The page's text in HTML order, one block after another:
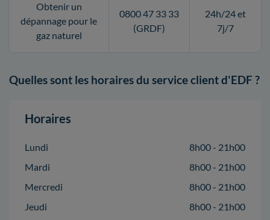
Obtenir un
dépannage pour le
gaz naturel
0800 47 33 33
(GRDF)
24h/24 et
7j/7
Quelles sont les horaires du service client d'EDF ?
Horaires
Lundi
8h00 - 21h00
Mardi
8h00 - 21h00
Mercredi
8h00 - 21h00
Jeudi
8h00 - 21h00